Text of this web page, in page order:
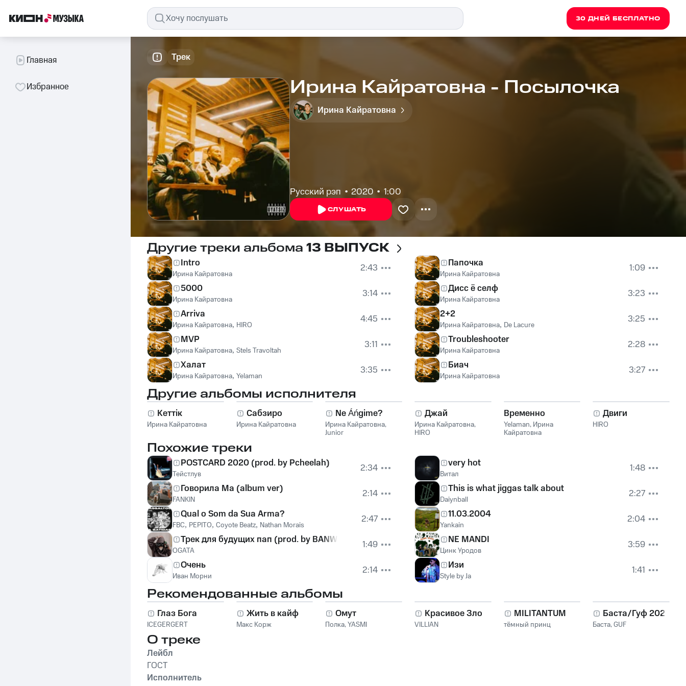
30 ДНЕЙ БЕСПЛАТНО
Главная
Избранное
Трек
Ирина Кайратовна - Посылочка
Ирина Кайратовна
Русский рэп 2020 1:00
СЛУШАТЬ
Другие треки альбома 13 ВЫПУСК
Intro
Ирина Кайратовна
2:43
5000
Ирина Кайратовна
3:14
Arriva
Ирина Кайратовна, HIRO
4:45
MVP
Ирина Кайратовна, Stels Travoltah
3:11
Халат
Ирина Кайратовна, Yelaman 3:35
Папочка
Ирина Кайратовна
1:09
Дисс ё селф
Ирина Кайратовна
3:23
2+2
Ирина Кайратовна, De Lacure
3:25
Troubleshooter
Ирина Кайратовна
2:28
Биач
Ирина Кайратовна 3:27
Другие альбомы исполнителя
Кеттiк
Ирина Кайратовна
Сабзиро
Ирина Кайратовна
Ne Áńgime?
Ирина Кайратовна,
Junior
Джай
Ирина Кайратовна,
HIRO
Временно
Yelaman, Ирина
Кайратовна
Двиги
HIRO
Похожие треки
POSTCARD 2020 (prod. by Pcheelah)
Тейстлув
2:34
Говорила Ма (album ver)
FANKIN
2:14
Qual o Som da Sua Arma?
FBC, PEPITO, Coyote Beatz, Nathan Morais
2:47
Трек для будущих пап (prod. by BANWORD)
OGATA
1:49
Очень
Иван Морни 2:14
very hot
Витал
1:48
This is what jiggas talk about
Daiynball
2:27
11.03.2004
Yankain
2:04
NE MANDI
Цинк Уродов
3:59
Изи
Style by Ja 1:41
Рекомендованные альбомы
Глаз Бога
ICEGERGERT
Жить в кайф
Макс Корж
Омут
Полка,YASMI
Красивое Зло
VILLIAN
MILITANTUM
тёмный принц
Баста/Гуф 2026
Баста,GUF
О треке
Лейбл
ГОСТ
Исполнитель